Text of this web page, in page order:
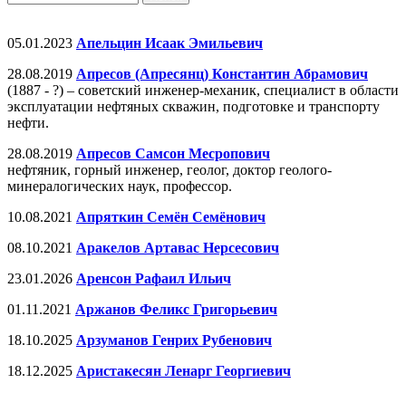
05.01.2023 Апельцин Исаак Эмильевич
28.08.2019 Апресов (Апресянц) Константин Абрамович
(1887 - ?) – советский инженер-механик, специалист в области
эксплуатации нефтяных скважин, подготовке и транспорту
нефти.
28.08.2019 Апресов Самсон Месропович
нефтяник, горный инженер, геолог, доктор геолого-
минералогических наук, профессор.
10.08.2021 Апряткин Семён Семёнович
08.10.2021 Аракелов Артавас Нерсесович
23.01.2026 Аренсон Рафаил Ильич
01.11.2021 Аржанов Феликс Григорьевич
18.10.2025 Арзуманов Генрих Рубенович
18.12.2025 Аристакесян Ленарг Георгиевич